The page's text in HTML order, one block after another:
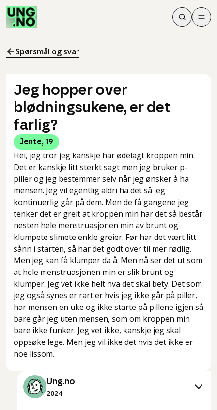
Søk
Søk
Meny
Spørsmål og svar
Jeg hopper over
blødningsukene, er det
farlig?
Jente, 19
Hei, jeg tror jeg kanskje har ødelagt kroppen min.
Det er kanskje litt sterkt sagt men jeg bruker p-
piller og jeg bestemmer selv når jeg ønsker å ha
mensen. Jeg vil egentlig aldri ha det så jeg
kontinuerlig går på dem. Men de få gangene jeg
tenker det er greit at kroppen min har det så består
nesten hele menstruasjonen min av brunt og
klumpete slimete enkle greier. Før har det vært litt
sånn i starten, så har det godt over til mer rødlig.
Men jeg kan få klumper da å. Men nå ser det ut som
at hele menstruasjonen min er slik brunt og
klumper. Jeg vet ikke helt hva det skal bety. Det som
jeg også synes er rart er hvis jeg ikke går på piller,
har mensen en uke og ikke starte på pillene igjen så
bare går jeg uten mensen, som om kroppen min
bare ikke funker. Jeg vet ikke, kanskje jeg skal
oppsøke lege. Men jeg vil ikke det hvis det ikke er
noe lissom.
Ung.no
2024